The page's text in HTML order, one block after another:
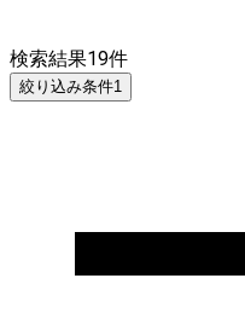
検索結果19件
絞り込み条件1